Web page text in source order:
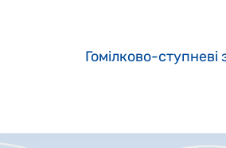
Гомілково-ступневі